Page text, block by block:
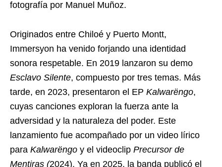
fotografía por Manuel Muñoz.
Originados entre Chiloé y Puerto Montt,
Immersyon ha venido forjando una identidad
sonora respetable. En 2019 lanzaron su demo
Esclavo Silente, compuesto por tres temas. Más
tarde, en 2023, presentaron el EP Kalwarëngo,
cuyas canciones exploran la fuerza ante la
adversidad y la naturaleza del poder. Este
lanzamiento fue acompañado por un video lírico
para Kalwarëngo y el videoclip Precursor de
Mentiras (2024). Ya en 2025, la banda publicó el